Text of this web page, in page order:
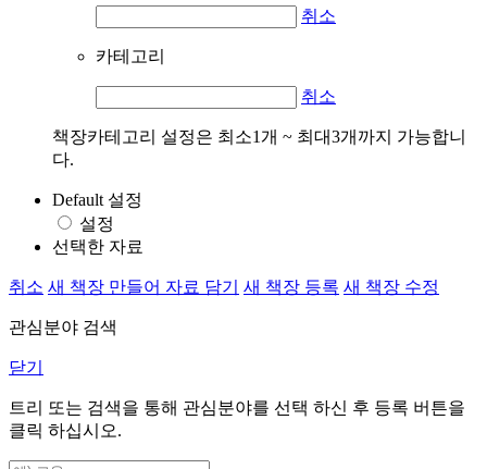
취소
카테고리
취소
책장카테고리 설정은 최소1개 ~ 최대3개까지 가능합니
다.
Default 설정
설정
선택한 자료
취소 새 책장 만들어 자료 담기 새 책장 등록 새 책장 수정
관심분야 검색
닫기
트리 또는 검색을 통해 관심분야를 선택 하신 후 등록 버튼을
클릭 하십시오.